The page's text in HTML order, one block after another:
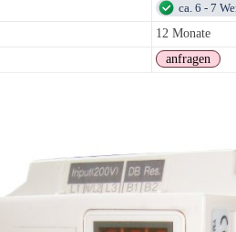
ca. 6 - 7
12 Monate
anfragen